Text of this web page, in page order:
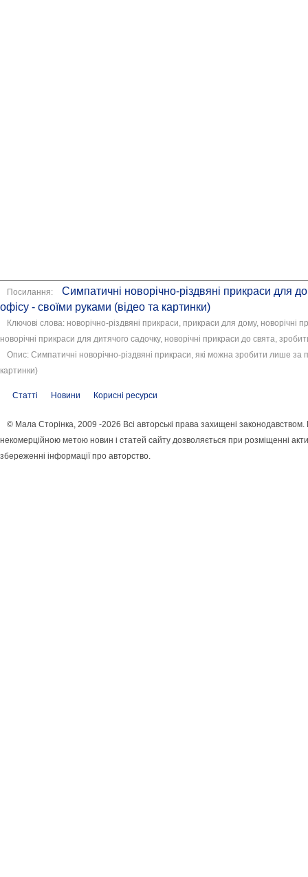
Посилання:
Симпатичні новорічно-різдвяні прикраси для
офісу - своїми руками (відео та картинки)
Ключові слова: новорічно-різдвяні прикраси, прикраси для дому, новорічні
новорічні прикраси для дитячого садочку, новорічні прикраси до свята,
Опис: Симпатичні новорічно-різдвяні прикраси, які можна зробити лише за
картинки)
Статті Новини Корисні ресурси
© Мала Сторінка, 2009 -2026 Всі авторські права захищені
некомерційною метою новин і статей сайту дозволяється при розміщенні
збереженні інформації про авторство.